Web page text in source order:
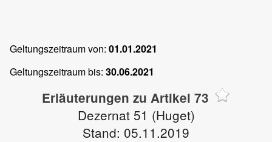
Geltungszeitraum von: 01.01.2021
Geltungszeitraum bis: 30.06.2021
Erläuterungen zu Artikel 73
Dezernat 51 (Huget)
Stand: 05.11.2019